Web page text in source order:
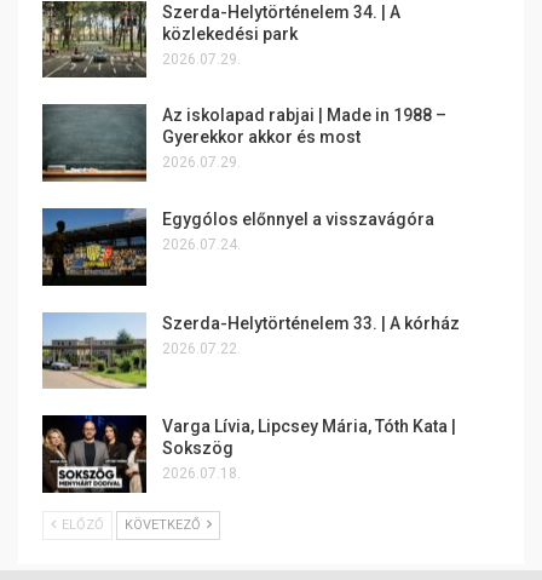
Szerda-Helytörténelem 34. | A
közlekedési park
2026.07.29.
Az iskolapad rabjai | Made in 1988 –
Gyerekkor akkor és most
2026.07.29.
Egygólos előnnyel a visszavágóra
2026.07.24.
Szerda-Helytörténelem 33. | A kórház
2026.07.22.
Varga Lívia, Lipcsey Mária, Tóth Kata |
Sokszög
2026.07.18.
ELŐZŐ KÖVETKEZŐ